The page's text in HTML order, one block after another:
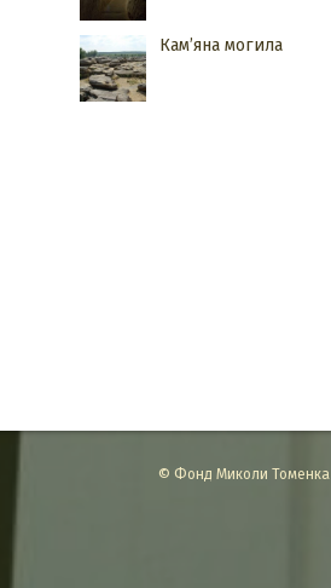
Кам’яна могила
© Фонд Миколи Томенка